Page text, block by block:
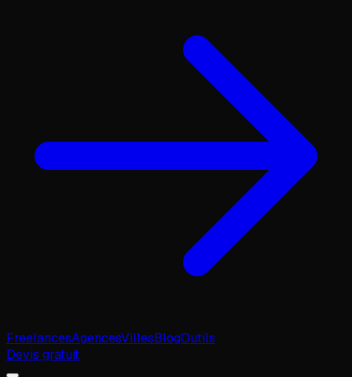
FreelancesAgencesVillesBlogOutils
Devis gratuit